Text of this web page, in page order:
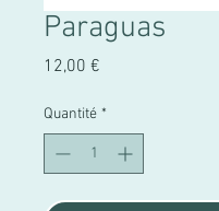
Paraguas
12,00 €
Quantité *